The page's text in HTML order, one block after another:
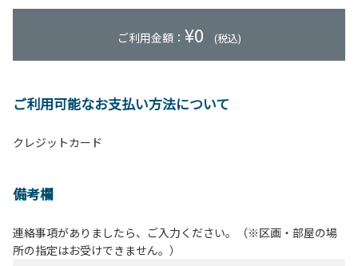
ご利用金額： ¥0 (税込)
ご利用可能なお支払い方法について
クレジットカード
備考欄
連絡事項がありましたら、ご入力ください。（※区画・部屋の場
所の指定はお受けできません。）